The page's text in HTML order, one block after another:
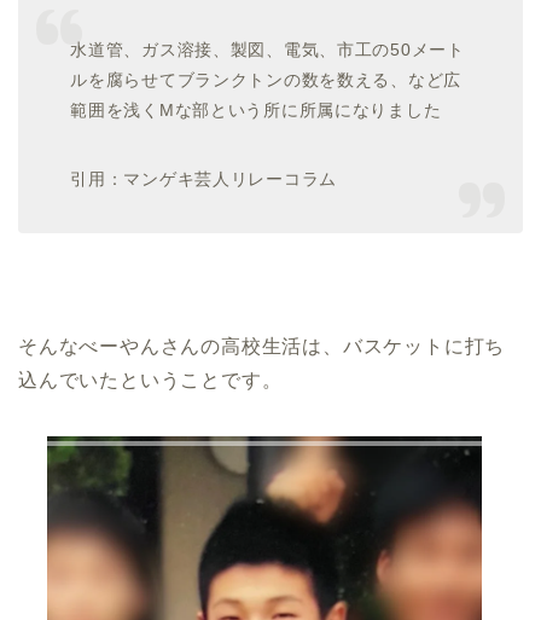
水道管、ガス溶接、製図、電気、市工の50メート
ルを腐らせてブランクトンの数を数える、など広
範囲を浅くMな部という所に所属になりました
引用：マンゲキ芸人リレーコラム
そんなべーやんさんの高校生活は、バスケットに打ち
込んでいたということです。